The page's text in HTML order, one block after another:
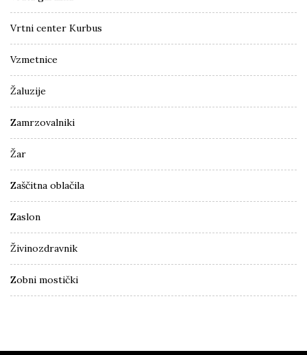
Vrtni center Kurbus
Vzmetnice
Žaluzije
Zamrzovalniki
Žar
Zaščitna oblačila
Zaslon
Živinozdravnik
Zobni mostički